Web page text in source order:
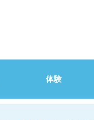
体験